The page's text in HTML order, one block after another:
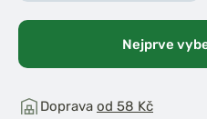
Nejprve
Doprava od 58 Kč